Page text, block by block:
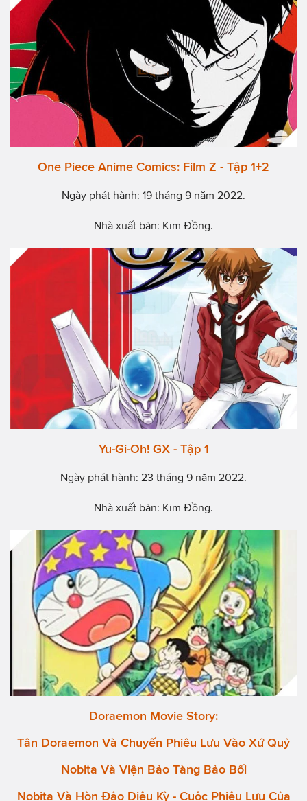
One Piece Anime Comics: Film Z - Tập 1+2
Ngày phát hành: 19 tháng 9 năm 2022.
Nhà xuất bản: Kim Đồng.
Yu-Gi-Oh! GX - Tập 1
Ngày phát hành: 23 tháng 9 năm 2022.
Nhà xuất bản: Kim Đồng.
Doraemon Movie Story:
Tân Doraemon Và Chuyến Phiêu Lưu Vào Xứ Quỷ
Nobita Và Viện Bảo Tàng Bảo Bối
Nobita Và Hòn Đảo Diệu Kỳ - Cuộc Phiêu Lưu Của